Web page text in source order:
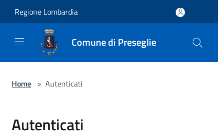
Regione Lombardia
Comune di Preseglie
Home > Autenticati
Autenticati